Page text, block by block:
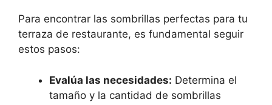
Para encontrar las sombrillas perfectas para tu
terraza de restaurante, es fundamental seguir
estos pasos:
Evalúa las necesidades: Determina el
tamaño y la cantidad de sombrillas